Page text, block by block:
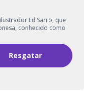
Ed Sarro, que
conhecido como
Resgatar